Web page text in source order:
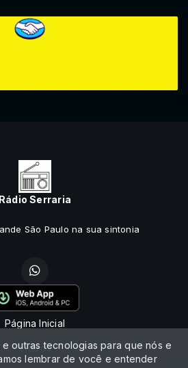
Rádio Serraria
São Paulo na sua sintonia
Página Inicial
Vídeos
outras tecnologias para que nós e
lembrar de você e entender